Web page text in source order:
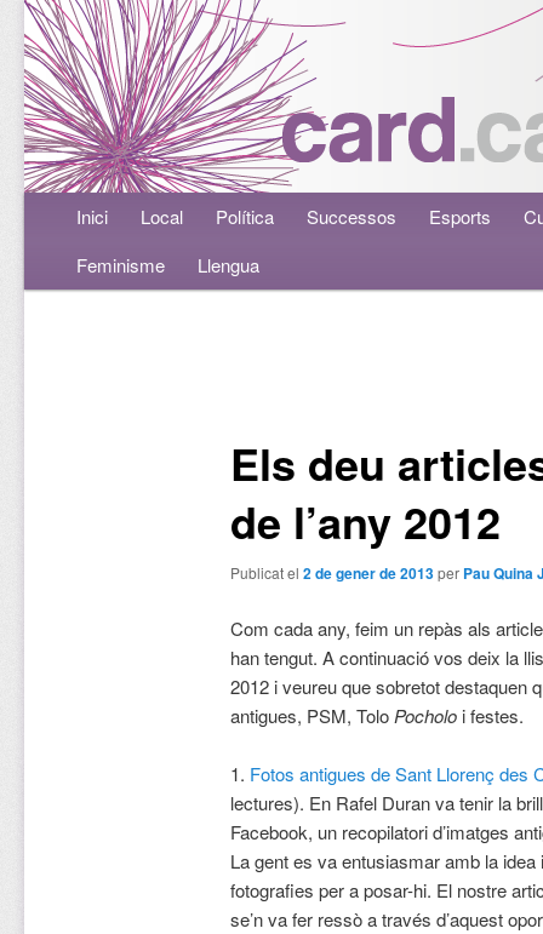
Menú principalAneu al contingut principal
Aneu al contingut secundari
Inici Local Política Successos Esports
Feminisme
Llengua
Els deu
de l’any 2012
Publicat el 2 de gener de 2013per Pau Quina
Com cada any, feim un repàs als
han tengut. A continuació vos deix la
2012 i veureu que sobretot destaquen
antigues, PSM, Tolo Pocholoi festes.
1. Fotos antigues de Sant Llorenç des
lectures). En Rafel Duran va tenir la
Facebook, un recopilatori d’imatges
La gent es va entusiasmar amb la
fotografies per a posar-hi. El nostre
se’n va fer ressò a través d’aquest